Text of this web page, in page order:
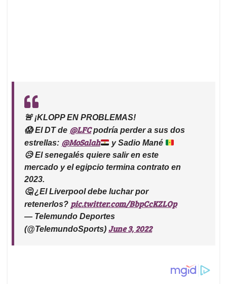
🚨 ¡KLOPP EN PROBLEMAS!
😱 El DT de @LFCpodría perder a sus dos
estrellas: @MoSalah
y Sadio Mané
😥 El senegalés quiere salir en este
mercado y el egipcio termina contrato en
2023.
🤔 ¿El Liverpool debe luchar por
retenerlos? pic.twitter.com/BbpCcKZLOp
— Telemundo Deportes
(@TelemundoSports) June 3, 2022